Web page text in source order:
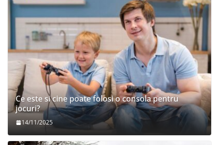
Ce este si cine poate folosi o consola pentru
jocuri?
14/11/2025